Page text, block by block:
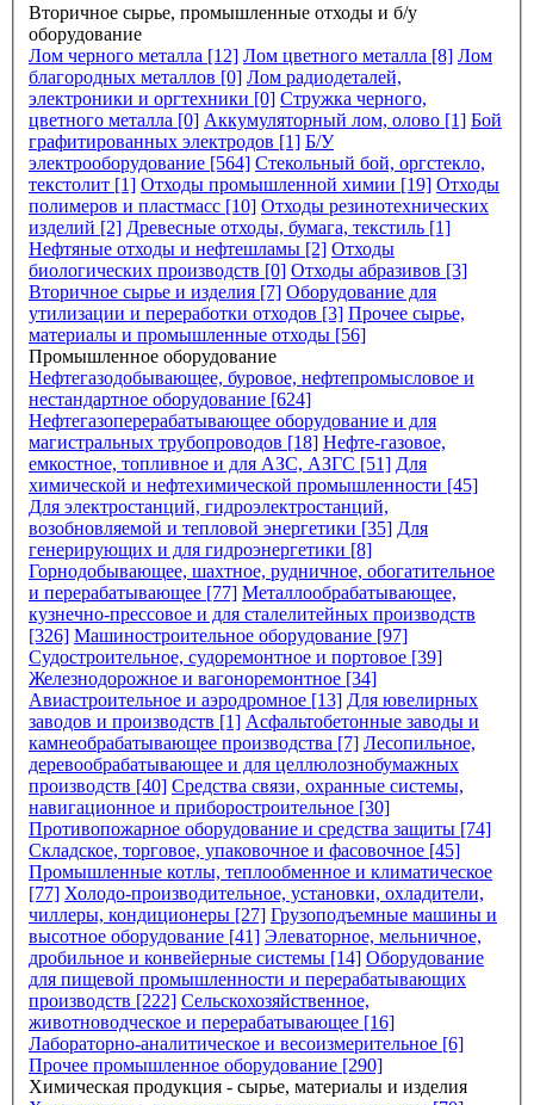
Вторичное сырье, промышленные отходы и б/у
оборудование
Лом черного металла [12] Лом цветного металла [8] Лом
благородных металлов [0] Лом радиодеталей,
электроники и оргтехники [0] Стружка черного,
цветного металла [0] Аккумуляторный лом, олово [1] Бой
графитированных электродов [1] Б/У
электрооборудование [564] Стекольный бой, оргстекло,
текстолит [1] Отходы промышленной химии [19] Отходы
полимеров и пластмасс [10] Отходы резинотехнических
изделий [2] Древесные отходы, бумага, текстиль [1]
Нефтяные отходы и нефтешламы [2] Отходы
биологических производств [0] Отходы абразивов [3]
Вторичное сырье и изделия [7] Оборудование для
утилизации и переработки отходов [3] Прочее сырье,
материалы и промышленные отходы [56]
Промышленное оборудование
Нефтегазодобывающее, буровое, нефтепромысловое и
нестандартное оборудование [624]
Нефтегазоперерабатывающее оборудование и для
магистральных трубопроводов [18] Нефте-газовое,
емкостное, топливное и для АЗС, АЗГС [51] Для
химической и нефтехимической промышленности [45]
Для электростанций, гидроэлектростанций,
возобновляемой и тепловой энергетики [35] Для
генерирующих и для гидроэнергетики [8]
Горнодобывающее, шахтное, рудничное, обогатительное
и перерабатывающее [77] Металлообрабатывающее,
кузнечно-прессовое и для сталелитейных производств
[326] Машиностроительное оборудование [97]
Судостроительное, судоремонтное и портовое [39]
Железнодорожное и вагоноремонтное [34]
Авиастроительное и аэродромное [13] Для ювелирных
заводов и производств [1] Асфальтобетонные заводы и
камнеобрабатывающее производства [7] Лесопильное,
деревообрабатывающее и для целлюлознобумажных
производств [40] Средства связи, охранные системы,
навигационное и приборостроительное [30]
Противопожарное оборудование и средства защиты [74]
Складское, торговое, упаковочное и фасовочное [45]
Промышленные котлы, теплообменное и климатическое
[77] Холодо-производительное, установки, охладители,
чиллеры, кондиционеры [27] Грузоподъемные машины и
высотное оборудование [41] Элеваторное, мельничное,
дробильное и конвейерные системы [14] Оборудование
для пищевой промышленности и перерабатывающих
производств [222] Сельскохозяйственное,
животноводческое и перерабатывающее [16]
Лабораторно-аналитическое и весоизмерительное [6]
Прочее промышленное оборудование [290]
Химическая продукция - сырье, материалы и изделия